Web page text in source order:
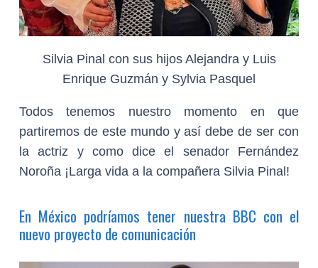
Silvia Pinal con sus hijos Alejandra y Luis
Enrique Guzmán y Sylvia Pasquel
Todos tenemos nuestro momento en que
partiremos de este mundo y así debe de ser con
la actriz y como dice el senador Fernández
Noroña ¡Larga vida a la compañera Silvia Pinal!
En México podríamos tener nuestra BBC con el
nuevo proyecto de comunicación